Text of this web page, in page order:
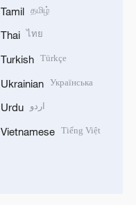
Tamil தமிழ்
Thai ไทย
Turkish Türkçe
Ukrainian Українська
Urdu اردو
Vietnamese Tiếng Việt